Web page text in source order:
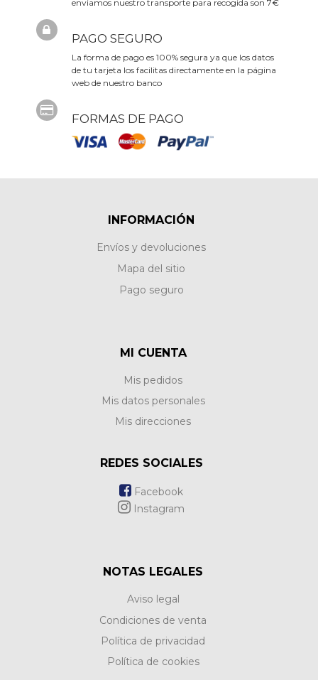
enviamos nuestro transporte para recogida son 7€
PAGO SEGURO
La forma de pago es 100% segura ya que los datos
de tu tarjeta los facilitas directamente en la página
web de nuestro banco
FORMAS DE PAGO
INFORMACIÓN
Envíos y devoluciones
Mapa del sitio
Pago seguro
MI CUENTA
Mis pedidos
Mis datos personales
Mis direcciones
REDES SOCIALES
Facebook
Instagram
NOTAS LEGALES
Aviso legal
Condiciones de venta
Política de privacidad
Política de cookies